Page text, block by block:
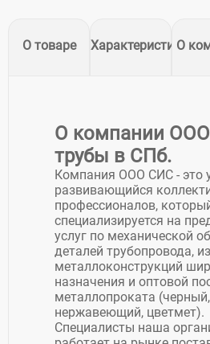
О товаре Характеристики
О
О компании
трубы в СПб.
Компания ООО СИС - это
развивающийся
профессионалов,
специализируется на
услуг по механической
деталей трубопровода,
металлоконструкций
назначения и оптовой
металлопроката
нержавеющий, цветмет).
Специалисты наша